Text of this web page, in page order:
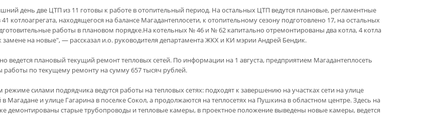
день две ЦТП из 11 готовы к работе в отопительный период. На остальных ЦТП ведутся плановые, регламентные
котлоагрегата, находящегося на балансе Магадантеплосети, к отопительному сезону подготовлено 17, на остальных
работы в плановом порядке.На котельных № 46 и № 62 капитально отремонтированы два котла, 4 котла
замене на новые", — рассказал и.о. руководителя департамента ЖКХ и КИ мэрии Андрей Бендик.
ведется плановый текущий ремонт тепловых сетей. По информации на 1 августа, предприятием Магадантеплосеть
работы по текущему ремонту на сумму 657 тысяч рублей.
режиме силами подрядчика ведутся работы на тепловых сетях: подходят к завершению на участках сети на улице
Магадане и улице Гагарина в поселке Сокол, а продолжаются на теплосетях на Пушкина в областном центре. Здесь на
демонтированы старые трубопроводы и тепловые камеры, в проектное положение выведены новые камеры, ведется